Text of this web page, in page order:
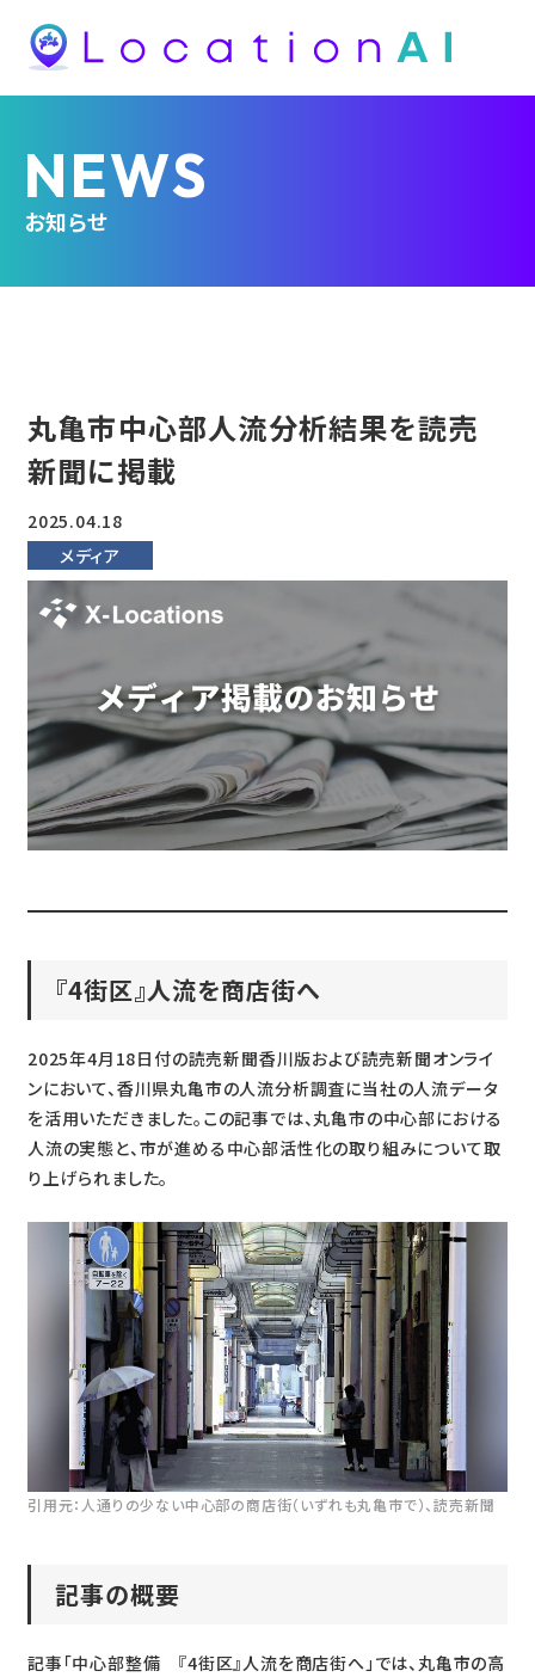
NEWS
お知らせ
丸亀市中心部人流分析結果を読売
新聞に掲載
2025.04.18
メディア
『4街区』人流を商店街へ
2025年4月18日付の読売新聞香川版および読売新聞オンライ
ンにおいて、香川県丸亀市の人流分析調査に当社の人流データ
を活用いただきました。この記事では、丸亀市の中心部における
人流の実態と、市が進める中心部活性化の取り組みについて取
り上げられました。
引用元：人通りの少ない中心部の商店街（いずれも丸亀市で）、読売新聞
記事の概要
記事「中心部整備 『4街区』人流を商店街へ」では、丸亀市の高